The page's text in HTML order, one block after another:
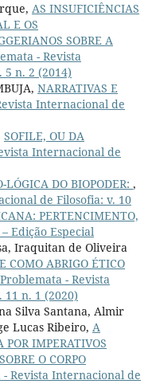
AS INSUFICIÊNCIAS
E OS
SOBRE A
- Revista
n. 2 (2014)
NARRATIVAS E
Internacional de
SOFILE, OU DA
Internacional de
LÓGICA DO BIOPODER: ,
de Filosofia: v. 10
PERTENCIMENTO,
– Edição Especial
Iraquitan de Oliveira
COMO ABRIGO ÉTICO
Problemata - Revista
n. 1 (2020)
Silva Santana, Almir
Lucas Ribeiro, A
POR IMPERATIVOS
O CORPO
Revista Internacional de